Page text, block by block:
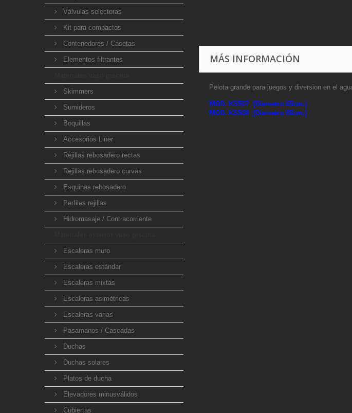
Válvulas selectoras
Kit para compactos
Contenedores / Casetas
Elementos filtrantes
Skimmers
Sumideros
Boquillas
Accesorios Liner
Rejillas rebosadero rectas
Rejillas rebosadero curvas
Esquinas rebosadero
Perfiles rejillas
Hidromasaje / Contracorriente
Escaleras muro
Escaleras estándar
Escaleras mixtas
Escaleras asimétricas
Escaleras varias
Pasamanos / Cascadas
Duchas
Duchas solares
Platos de ducha
Elevadores minusválidos
Cubiertas
MÁS INFORMACIÓN
Pelota grande para juegos y diversion en el
MOD. KS507 (Diametro 65cm.)
MOD. KS508 (Diametro 85cm.)